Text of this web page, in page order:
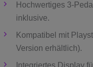
Hochwertiges 3-
inklusive.
Kompatibel mit
Version erhältlich).
Integriertes Display